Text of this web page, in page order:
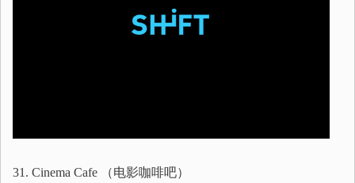
31. Cinema Cafe （电影咖啡吧）